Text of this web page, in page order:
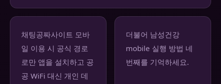
채팅공짜사이트 모바
일 이용 시 공식 경로
로만 앱을 설치하고 공
공 WiFi 대신 개인 데
더불어 남성건강
mobile 실행 방법 네
번째를 기억하세요.